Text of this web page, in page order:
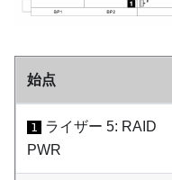
始点
1
ライザー 5: RAID
PWR